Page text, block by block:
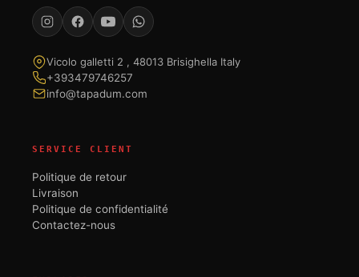
Vicolo galletti 2 , 48013 Brisighella Italy
+393479746257
info@tapadum.com
SERVICE CLIENT
Politique de retour
Livraison
Politique de confidentialité
Contactez-nous